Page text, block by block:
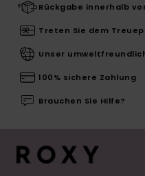
Rückgabe innerhalb
Treten Sie dem
Unser
100% sichere Zahlung
Brauchen Sie Hilfe?